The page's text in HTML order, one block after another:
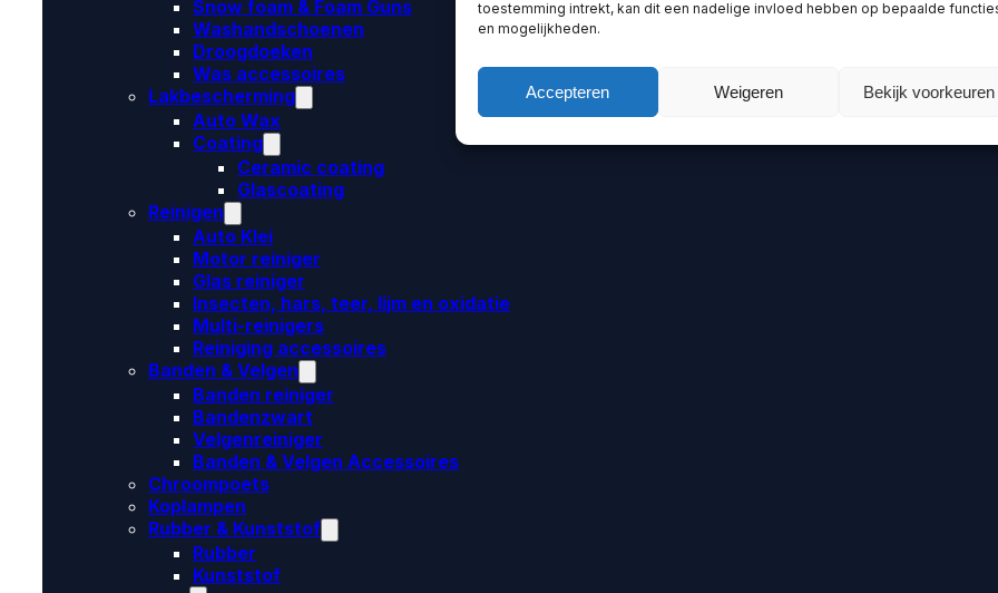
toestemming intrekt, kan dit een nadelige invloed hebben op bepaalde
en mogelijkheden.
Accepteren Weigeren Bekijk voorkeuren
Snow foam & Foam Guns
Washandschoenen
Droogdoeken
Was accessoires
Lakbescherming
Auto Wax
Coating
Ceramic coating
Glascoating
Reinigen
Auto Klei
Motor reiniger
Glas reiniger
Insecten, hars, teer, lijm en oxidatie
Multi-reinigers
Reiniging accessoires
Banden & Velgen
Banden reiniger
Bandenzwart
Velgenreiniger
Banden & Velgen Accessoires
Chroompoets
Koplampen
Rubber & Kunststof
Rubber
Kunststof